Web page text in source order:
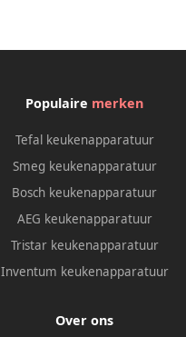
Populaire merken
Tefal keukenapparatuur
Smeg keukenapparatuur
Bosch keukenapparatuur
AEG keukenapparatuur
Tristar keukenapparatuur
Inventum keukenapparatuur
Over ons